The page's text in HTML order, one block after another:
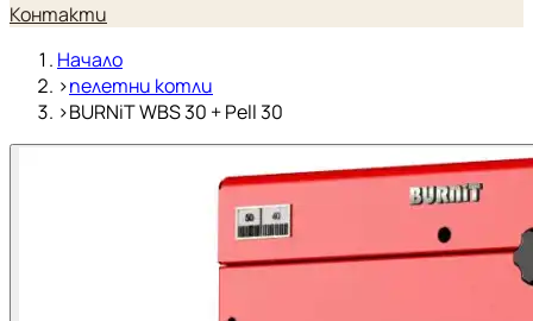
Контакти
Начало
›пелетни котли
›BURNiT WBS 30 + Pell 30